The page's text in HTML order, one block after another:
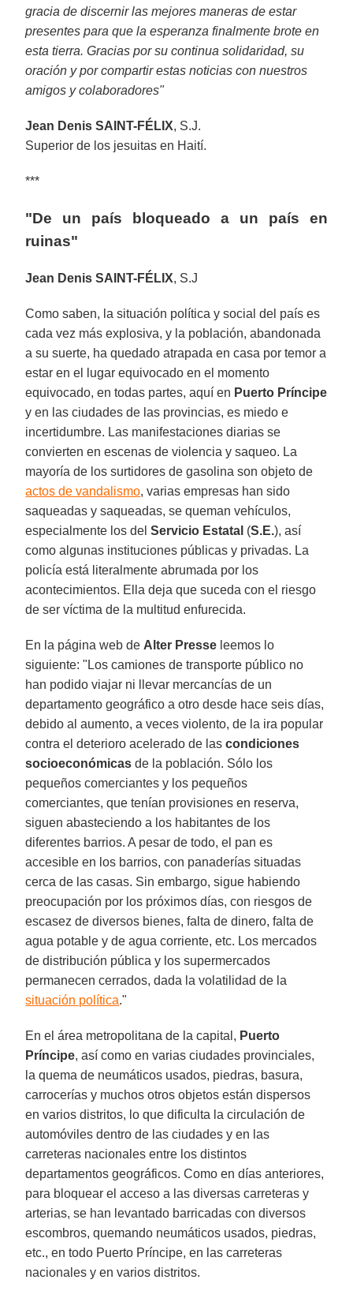
gracia de discernir las mejores maneras de estar
presentes para que la esperanza finalmente brote en
esta tierra. Gracias por su continua solidaridad, su
oración y por compartir estas noticias con nuestros
amigos y colaboradores"
Jean Denis SAINT-FÉLIX, S.J.
Superior de los jesuitas en Haití.
***
"De un país bloqueado a un país en
ruinas"
Jean Denis SAINT-FÉLIX, S.J
Como saben, la situación política y social del país es
cada vez más explosiva, y la población, abandonada
a su suerte, ha quedado atrapada en casa por temor a
estar en el lugar equivocado en el momento
equivocado, en todas partes, aquí en Puerto Príncipe
y en las ciudades de las provincias, es miedo e
incertidumbre. Las manifestaciones diarias se
convierten en escenas de violencia y saqueo. La
mayoría de los surtidores de gasolina son objeto de
actos de vandalismo, varias empresas han sido
saqueadas y saqueadas, se queman vehículos,
especialmente los delServicio Estatal (S.E.), así
como algunas instituciones públicas y privadas. La
policía está literalmente abrumada por los
acontecimientos. Ella deja que suceda con el riesgo
de ser víctima de la multitud enfurecida.
En la página web de Alter Presse leemos lo
siguiente: "Los camiones de transporte público no
han podido viajar ni llevar mercancías de un
departamento geográfico a otro desde hace seis días,
debido al aumento, a veces violento, de la ira popular
contra el deterioro acelerado de lascondiciones
socioeconómicas de la población. Sólo los
pequeños comerciantes y los pequeños
comerciantes, que tenían provisiones en reserva,
siguen abasteciendo a los habitantes de los
diferentes barrios. A pesar de todo, el pan es
accesible en los barrios, con panaderías situadas
cerca de las casas. Sin embargo, sigue habiendo
preocupación por los próximos días, con riesgos de
escasez de diversos bienes, falta de dinero, falta de
agua potable y de agua corriente, etc. Los mercados
de distribución pública y los supermercados
permanecen cerrados, dada la volatilidad de la
situación política."
En el área metropolitana de la capital, Puerto
Príncipe, así como en varias ciudades provinciales,
la quema de neumáticos usados, piedras, basura,
carrocerías y muchos otros objetos están dispersos
en varios distritos, lo que dificulta la circulación de
automóviles dentro de las ciudades y en las
carreteras nacionales entre los distintos
departamentos geográficos. Como en días anteriores,
para bloquear el acceso a las diversas carreteras y
arterias, se han levantado barricadas con diversos
escombros, quemando neumáticos usados, piedras,
etc., en todo Puerto Príncipe, en las carreteras
nacionales y en varios distritos.